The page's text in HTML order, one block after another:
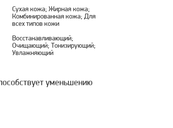
Сухая кожа; Жирная кожа;
Комбинированная кожа; Для
всех типов кожи
Восстанавливающий;
Очищающий; Тонизирующий;
Увлажняющий
уменьшению